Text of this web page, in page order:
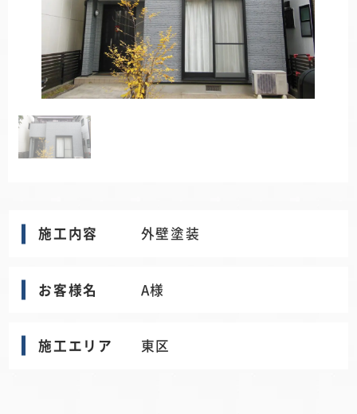
施工内容 外壁塗装
お客様名 A様
施工エリア 東区